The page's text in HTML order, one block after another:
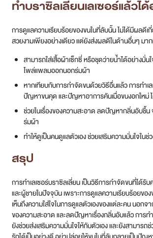
การปรับตั้งค่าพลังงานเป็นสิ่งที่ DSK ให้ความสำคัญ เพ
รวมถึงเลเซอร์บราซิลเลี่ยนมาแล้วไม่ได้ผลนั้นเองครับ
FAQ ตอบทุกข้อสงสัยเกี่ยวกับกา
บราซิลเลี่ยน
1. บราซิลเลี่ยนเลเซอร์ใช้เลเซอร์อะไร ?